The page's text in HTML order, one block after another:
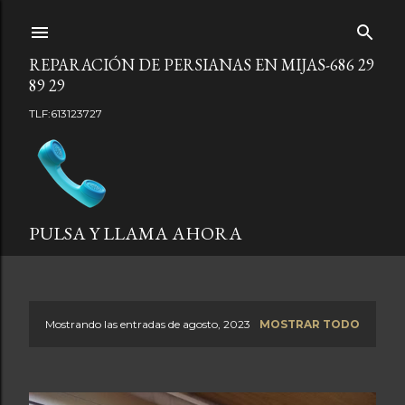
REPARACIÓN DE PERSIANAS EN MIJAS-686 29
89 29
TLF:613123727
PULSA Y LLAMA AHORA
Mostrando las entradas de agosto, 2023 MOSTRAR TODO